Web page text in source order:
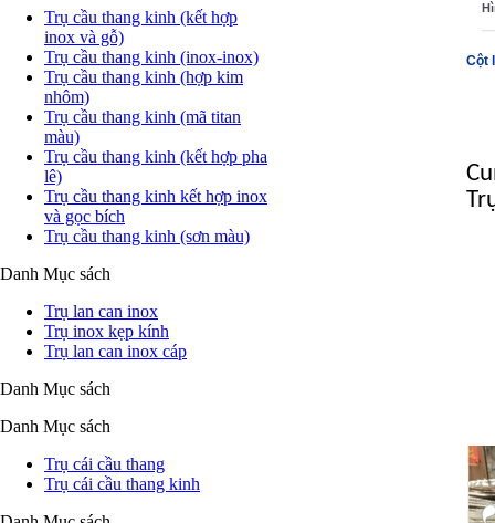
Trụ cầu thang kinh (kết hợp
inox và gỗ)
Trụ cầu thang kinh (inox-inox)
Trụ cầu thang kinh (hợp kim
nhôm)
Trụ cầu thang kinh (mã titan
màu)
Trụ cầu thang kinh (kết hợp pha
lê)
Trụ cầu thang kinh kết hợp inox
và gọc bích
Trụ cầu thang kinh (sơn màu)
Danh Mục sách
Trụ lan can inox
Trụ inox kẹp kính
Trụ lan can inox cáp
Danh Mục sách
Danh Mục sách
Trụ cái cầu thang
Trụ cái cầu thang kinh
Cột